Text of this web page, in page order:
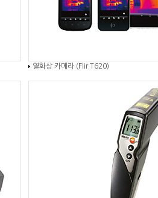
열화상 카메라 (Flir T620)